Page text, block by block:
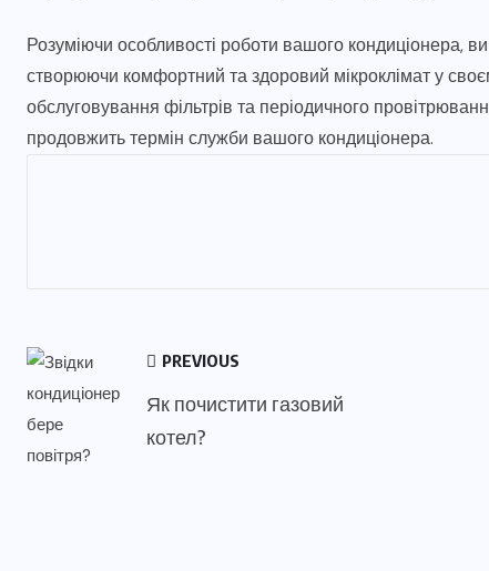
Розуміючи особливості роботи вашого кондиціонера,
створюючи комфортний та здоровий мікроклімат у
обслуговування фільтрів та періодичного
продовжить термін служби вашого кондиціонера.
PREVIOUS
Як почистити газовий
котел?